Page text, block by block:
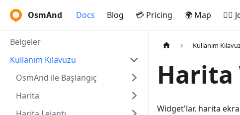
OsmAnd Docs Blog 💳 Pricing 🌍 Map 🚵‍♂️
Belgeler
Kullanım Kılavuzu
OsmAnd ile Başlangıç
Harita
Kullanım
Harita
Widget'lar, harita